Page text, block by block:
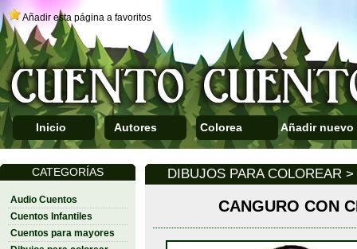
Añadir esta página a favoritos
Inicio Autores Colorea Añadir nuevo
CATEGORÍAS
Audio Cuentos
Cuentos Infantiles
Cuentos para mayores
DIBUJOS PARA COLOREAR
CANGURO CON